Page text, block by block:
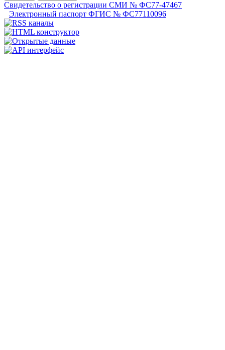
Свидетельство о регистрации СМИ № ФС77-47467
Электронный паспорт ФГИС № ФС77110096